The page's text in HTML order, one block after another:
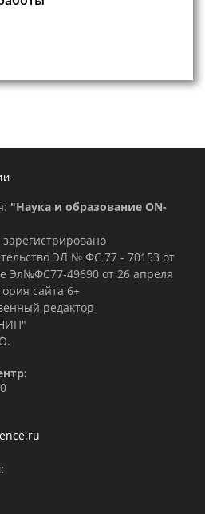
"Наука и образование ON-
ЭЛ № ФС 77 - 70153 от
Эл№ФC77-49690 от 26 апреля
сайта 6+
редактор